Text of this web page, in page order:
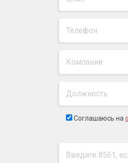
Соглашаюсь на